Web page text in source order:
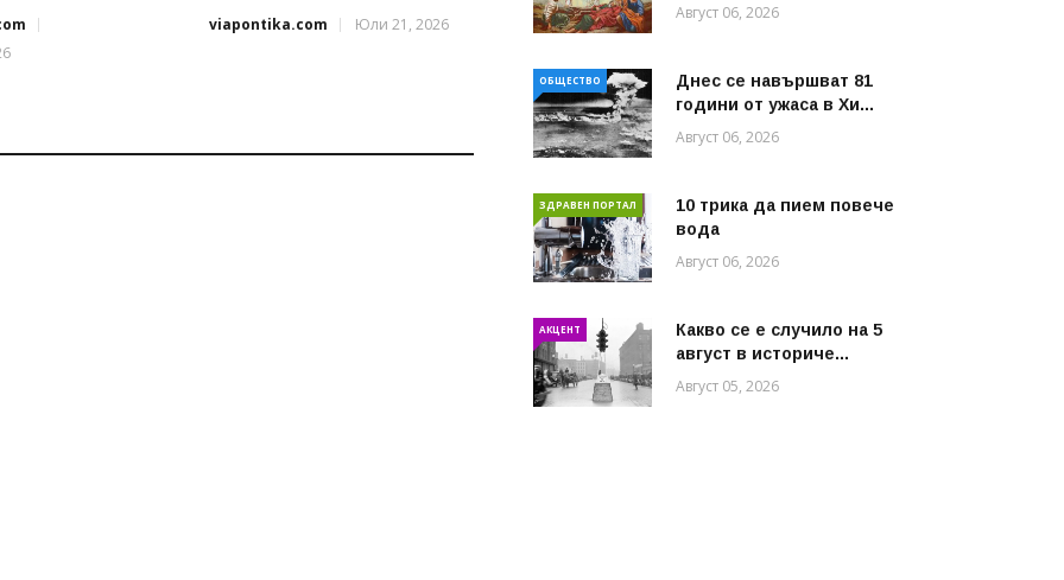
viapontika.com
Юли 21, 2026
Август 06, 2026
ОБЩЕСТВО
Днес се навършват 81
години от ужаса в Хи...
Август 06, 2026
ЗДРАВЕН ПОРТАЛ
10 трика да пием повече
вода
Август 06, 2026
АКЦЕНТ
Какво се е случило на 5
август в историче...
Август 05, 2026